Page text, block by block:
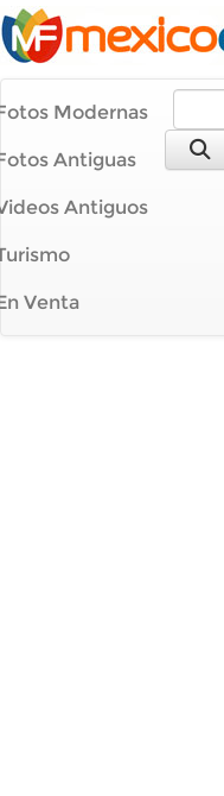
Modernas
Antiguas
Antiguos
Venta